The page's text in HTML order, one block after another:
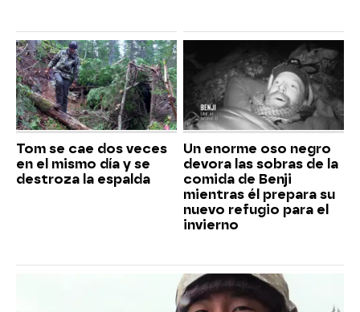
Tom se cae dos veces
en el mismo día y se
destroza la espalda
Un enorme oso negro
devora las sobras de la
comida de Benji
mientras él prepara su
nuevo refugio para el
invierno